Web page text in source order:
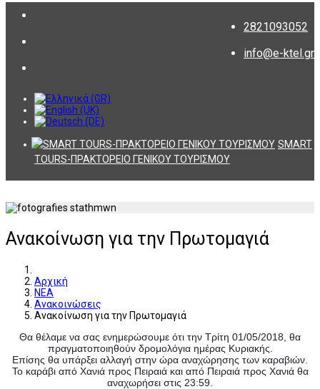
2821093052
info@e-ktel.gr
SMART
TOURS-ΠΡΑΚΤΟΡΕΙΟ ΓΕΝΙΚΟΥ ΤΟΥΡΙΣΜΟΥ
Ανακοίνωση για την Πρωτομαγιά
Αρχική
ΝΕΑ
Ανακοινώσεις
Ανακοίνωση για την Πρωτομαγιά
Θα θέλαμε να σας ενημερώσουμε ότι την Τρίτη 01/05/2018, θα
πραγματοποιηθούν δρομολόγια ημέρας Κυριακής.
Επίσης θα υπάρξει αλλαγή στην ώρα αναχώρησης των καραβιών.
Το καράβι από Χανιά προς Πειραιά και από Πειραιά προς Χανιά θα
αναχωρήσει στις 23:59.